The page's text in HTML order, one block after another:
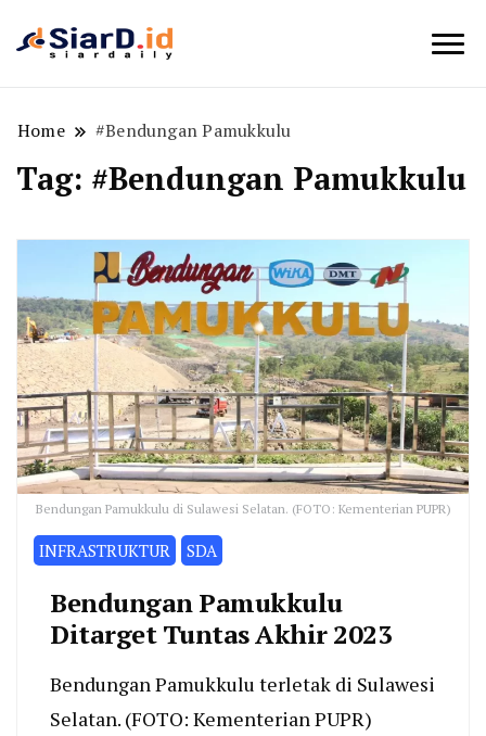
Home #Bendungan Pamukkulu
Tag: #Bendungan Pamukkulu
Bendungan Pamukkulu di Sulawesi Selatan. (FOTO: Kementerian PUPR)
INFRASTRUKTUR SDA
Bendungan Pamukkulu
Ditarget Tuntas Akhir 2023
Bendungan Pamukkulu terletak di Sulawesi
Selatan. (FOTO: Kementerian PUPR)